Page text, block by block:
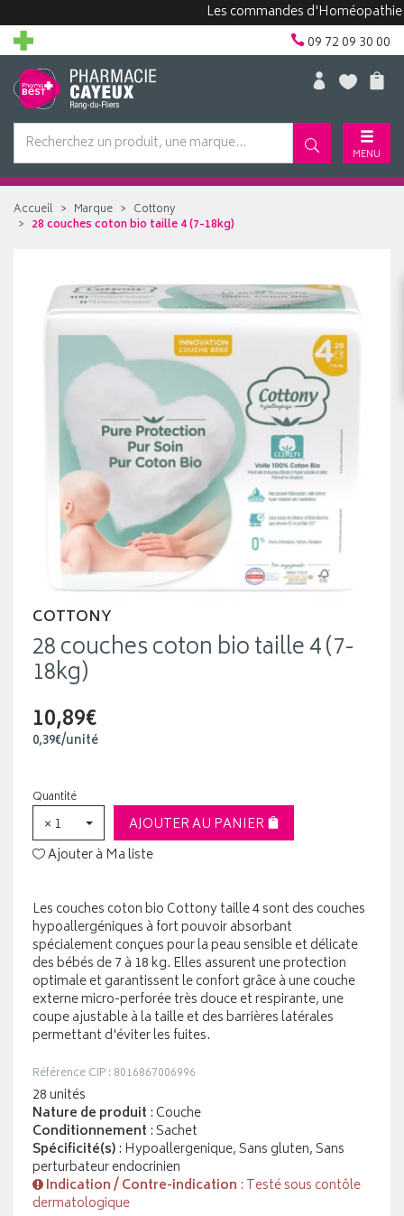
Les commandes d'Homéopathie
09 72 09 30 00
MENU
Accueil Marque
Cottony
28 couches coton bio taille 4 (7-18kg)
COTTONY
28 couches coton bio taille 4 (7-
18kg)
10,89€
0,39€/unité
Quantité
× 1
AJOUTER AU PANIER
Ajouter à Ma liste
Les couches coton bio Cottony taille 4 sont des couches
hypoallergéniques à fort pouvoir absorbant
spécialement conçues pour la peau sensible et délicate
des bébés de 7 à 18 kg. Elles assurent une protection
optimale et garantissent le confort grâce à une couche
externe micro-perforée très douce et respirante, une
coupe ajustable à la taille et des barrières latérales
permettant d'éviter les fuites.
Référence CIP : 8016867006996
28 unités
Nature de produit : Couche
Conditionnement : Sachet
Spécificité(s): Hypoallergenique, Sans gluten, Sans
perturbateur endocrinien
Indication / Contre-indication : Testé sous contôle
dermatologique